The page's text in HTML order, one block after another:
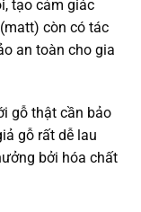
tạo cảm giác
còn có tác
an toàn cho gia
gỗ thật cần bảo
gỗ rất dễ lau
bởi hóa chất